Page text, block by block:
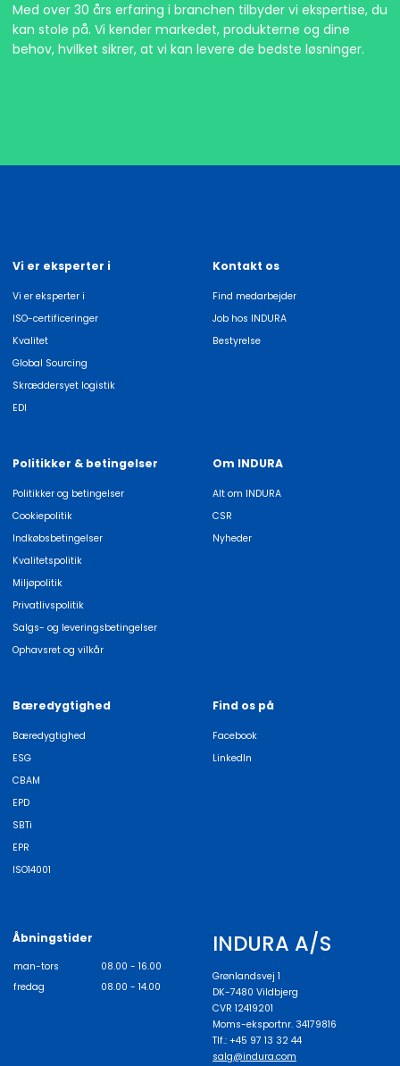
Med over 30 års erfaring i branchen tilbyder vi ekspertise, du
kan stole på. Vi kender markedet, produkterne og dine
behov, hvilket sikrer, at vi kan levere de bedste løsninger.
Vi er eksperter i
Vi er eksperter i
ISO-certificeringer
Kvalitet
Global Sourcing
Skræddersyet logistik
EDI
Kontakt os
Find medarbejder
Job hos INDURA
Bestyrelse
Politikker & betingelser
Politikker og betingelser
Cookiepolitik
Indkøbsbetingelser
Kvalitetspolitik
Miljøpolitik
Privatlivspolitik
Salgs- og leveringsbetingelser
Ophavsret og vilkår
Om INDURA
Alt om INDURA
CSR
Nyheder
Bæredygtighed
Bæredygtighed
ESG
CBAM
EPD
SBTi
EPR
ISO14001
Find os på
Facebook
LinkedIn
Åbningstider
man-tors
08.00 - 16.00
fredag
08.00 - 14.00
INDURA A/S
Grønlandsvej 1
DK-7480 Vildbjerg
CVR 12419201
Moms-eksportnr. 34179816
Tlf.: +45 97 13 32 44
salg@indura.com